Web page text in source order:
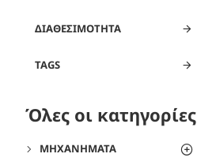
TAGS
ΔΙΑΘΕΣΙΜΌΤΗΤΑ
Όλες οι κατηγορίες
ΜΗΧΑΝΉΜΑΤΑ